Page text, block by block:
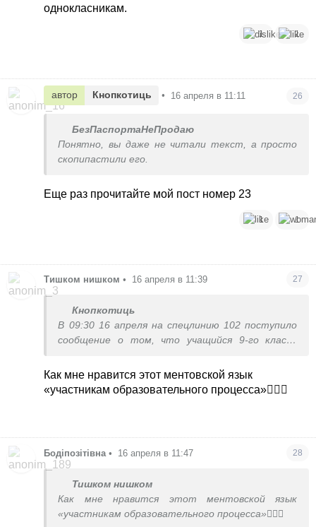
однокласникам.
1 1
автор Кнопкотиць • 16 апреля в 11:11 26
БезПаспортаНеПродаю
Понятно, вы даже не читали текст, а просто
скопипастили его.
Еще раз прочитайте мой пост номер 23
1 1
Тишком нишком • 16 апреля в 11:39 27
Кнопкотиць
В 09:30 16 апреля на спецлинию 102 поступило
сообщение о том, что учащийся 9-го класса
процесса.
Как мне нравится этот ментовской язык
«участникам образовательного процесса»🤦🏻‍♀️
Бодіпозітівна • 16 апреля в 11:47 28
Тишком нишком
Как мне нравится этот ментовской язык
«участникам образовательного процесса»🤦🏻‍♀️